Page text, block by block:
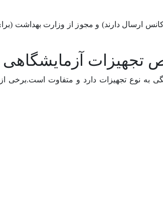
ارسال دارند) و مجوز از وزارت بهداشت
تجهیزات آزمایشگاهی
به نوع تجهیزات دارد و متفاوت است.برخی